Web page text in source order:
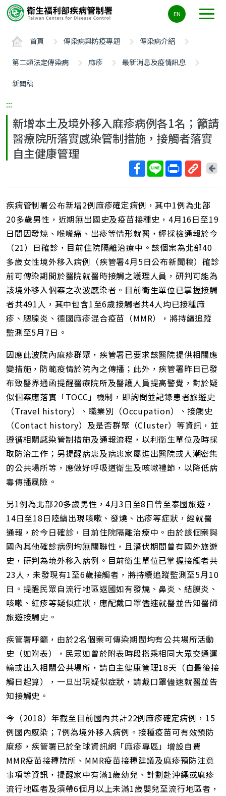
要
ALT+C
EN
首頁 傳染病與防疫專題
傳染病介紹
第二類法定傳染病
麻疹
最新消息及疫情訊息
新聞稿
:::
新增本土及境外移入麻疹病例各1名；籲請
醫療院所落實感染管制措施，接觸者落實
自主健康管理
短
網
址
回
疾病管制署公布新增2例麻疹確定病例，其中1例為北部
20多歲男性，近期無出國史及疫苗接種史，4月16日至19
日間因發燒、喉嚨痛、出疹等情形就醫，經採檢通報於今
（21）日確診，目前住院隔離治療中。該個案為北部40
多歲女性境外移入病例（疾管署4月5日公布新聞稿）確診
前可傳染期間於醫院就醫時接觸之護理人員，研判可能為
該境外移入個案之次波感染者。目前衛生單位已掌握接觸
者共491人，其中包含1至6歲接觸者共4人均已接種麻
疹、腮腺炎、德國麻疹混合疫苗（MMR），將持續追蹤
監測至5月7日。
因應此波院內麻疹群聚，疾管署已要求該醫院提供相關應
變措施，防範疫情於院內之傳播；此外，疾管署昨日已發
布致醫界通函提醒醫療院所及醫護人員提高警覺，對於疑
似個案應落實「TOCC」機制，即詢問並記錄患者旅遊史
（Travel history）、職業別（Occupation）、接觸史
（Contact history）及是否群聚（Cluster）等資訊，並
遵循相關感染管制措施及通報流程，以利衛生單位及時採
取防治工作；另提醒病患及病患家屬進出醫院或人潮密集
的公共場所等，應做好呼吸道衛生及咳嗽禮節，以降低病
毒傳播風險。
另1例為北部20多歲男性，4月3日至8日曾至泰國旅遊，
14日至18日陸續出現咳嗽、發燒、出疹等症狀，經就醫
通報，於今日確診，目前住院隔離治療中。由於該個案與
國內其他確診病例均無關聯性，且潛伏期間曾有國外旅遊
史，研判為境外移入病例。目前衛生單位已掌握接觸者共
23人，未發現有1至6歲接觸者，將持續追蹤監測至5月10
日。提醒民眾自流行地區返國如有發燒、鼻炎、結膜炎、
咳嗽、紅疹等疑似症狀，應配戴口罩儘速就醫並告知醫師
旅遊接觸史。
疾管署呼籲，由於2名個案可傳染期間均有公共場所活動
史（如附表），民眾如曾於附表時段搭乘相同大眾交通運
輸或出入相關公共場所，請自主健康管理18天（自最後接
觸日起算），一旦出現疑似症狀，請戴口罩儘速就醫並告
知接觸史。
今（2018）年截至目前國內共計22例麻疹確定病例，15
例國內感染；7例為境外移入病例。接種疫苗可有效預防
麻疹，疾管署已於全球資訊網「麻疹專區」增設自費
MMR疫苗接種院所、MMR疫苗接種建議及麻疹預防注意
事項等資訊，提醒家中有滿1歲幼兒、計劃赴沖繩或麻疹
流行地區者及須帶6個月以上未滿1歲嬰兒至流行地區者，